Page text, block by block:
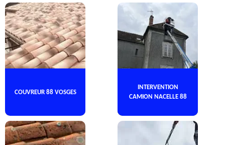
COUVREUR 88 VOSGES
INTERVENTION
CAMION NACELLE 88